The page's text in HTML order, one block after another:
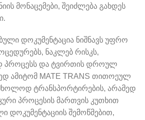
მონაცემები, შეიძლება გახდეს
დოკუმენტაცია ნიშნავს უფრო
ნაკლებ რისკს,
პროცესს და ტვირთის დროულ
ამიტომ MATE TRANS თითოეულ
ტრანსპორტირების, არამედ
პროცესის მართვის კუთხით
დოკუმენტაციის შემოწმებით,